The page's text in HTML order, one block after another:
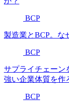
BCP
製造業とBCP。な
BCP
サプライチェーン
強い企業体質を作
BCP